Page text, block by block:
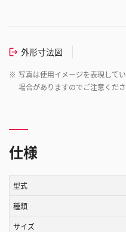
外形寸法図
※ 写真は使用イメージを表現して
場合がありますのでご注意くださ
仕様
型式
種類
サイズ